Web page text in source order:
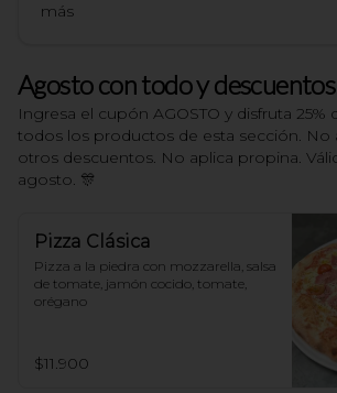
más
Agosto con todo y
Ingresa el cupón AGOSTO y disfruta
todos los productos de esta sección. No
otros descuentos. No aplica propina.
agosto. 🎊
Pizza Clásica
Pizza a la piedra con mozzarella, salsa
de tomate, jamón cocido, tomate,
orégano
$11.900